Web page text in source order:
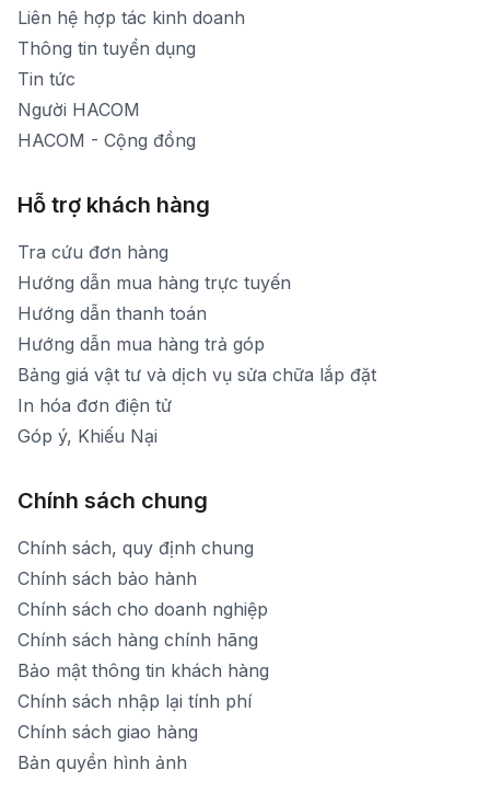
[email protected]
Thời gian mở cửa: Từ 8h30-20h hàng ngày
Liên hệ hợp tác kinh doanh
Thông tin tuyển dụng
Tin tức
Người HACOM
HACOM - Cộng đồng
Hỗ trợ khách hàng
Tra cứu đơn hàng
Hướng dẫn mua hàng trực tuyến
Hướng dẫn thanh toán
Hướng dẫn mua hàng trả góp
Bảng giá vật tư và dịch vụ sửa chữa lắp đặt
In hóa đơn điện tử
Góp ý, Khiếu Nại
Chính sách chung
Chính sách, quy định chung
Chính sách bảo hành
Chính sách cho doanh nghiệp
Chính sách hàng chính hãng
Bảo mật thông tin khách hàng
Chính sách nhập lại tính phí
Chính sách giao hàng
Bản quyền hình ảnh